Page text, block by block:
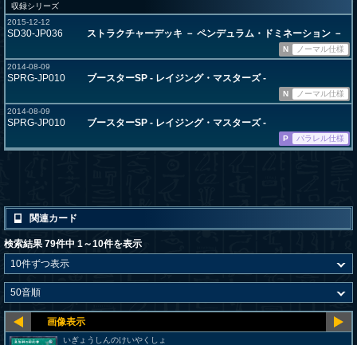
収録シリーズ
2015-12-12
SD30-JP036 ストラクチャーデッキ － ペンデュラム・ドミネーション －
N
ノーマル仕様
2014-08-09
SPRG-JP010 ブースターSP - レイジング・マスターズ -
N
ノーマル仕様
2014-08-09
SPRG-JP010 ブースターSP - レイジング・マスターズ -
P パラレル仕様
関連カード
検索結果 79件中 1～10件を表示
いぎょうしんのけいやくしょ